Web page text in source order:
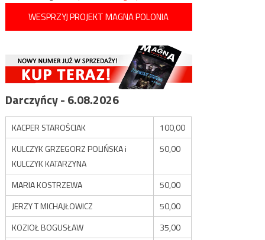
WESPRZYJ PROJEKT MAGNA POLONIA
Darczyńcy - 6.08.2026
KACPER STAROŚCIAK
100,00
KULCZYK GRZEGORZ POLIŃSKA i
KULCZYK KATARZYNA
50,00
MARIA KOSTRZEWA
50,00
JERZY T MICHAJŁOWICZ
50,00
KOZIOŁ BOGUSŁAW
35,00